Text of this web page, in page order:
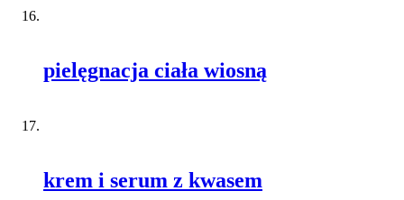
pielęgnacja ciała wiosną
krem i serum z kwasem